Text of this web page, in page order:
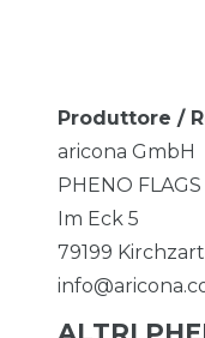
Produttore /
aricona GmbH
PHENO FLAGS
Im Eck 5
79199